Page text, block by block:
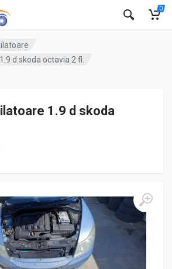
0
d skoda octavia 2 fl.
1.9 d skoda